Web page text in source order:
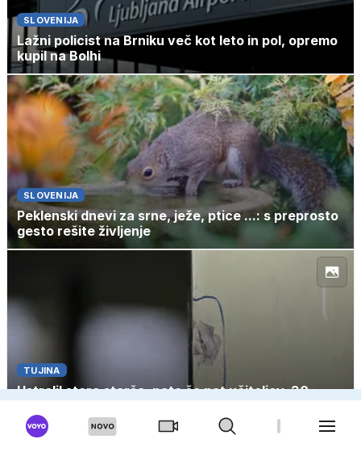
SLOVENIJA
Lažni policist na Brniku več kot leto in pol, opremo
kupil na Bolhi
SLOVENIJA
Peklenski dnevi za srne, ježe, ptice ...: s preprosto
gesto rešite življenje
TUJINA
Ustrelil stara starša, nato še pet učiteljev, 30